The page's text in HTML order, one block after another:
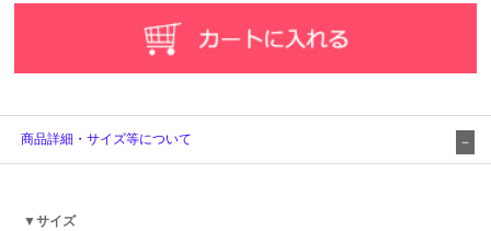
商品詳細・サイズ等について
▼サイズ